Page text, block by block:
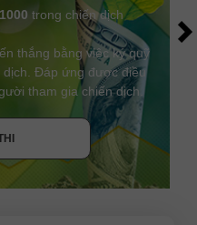
trong chiến dịch
thắng bằng việc ký quỹ
dịch. Đáp ứng được điều
tham gia chiến dịch.